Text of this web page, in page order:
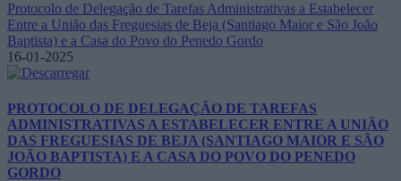
Protocolo de Delegação de Tarefas Administrativas a Estabelecer
Entre a União das Freguesias de Beja (Santiago Maior e São João
Baptista) e a Casa do Povo do Penedo Gordo
16-01-2025
PROTOCOLO DE DELEGAÇÃO DE TAREFAS
ADMINISTRATIVAS A ESTABELECER ENTRE A UNIÃO
DAS FREGUESIAS DE BEJA (SANTIAGO MAIOR E SÃO
JOÃO BAPTISTA) E A CASA DO POVO DO PENEDO
GORDO